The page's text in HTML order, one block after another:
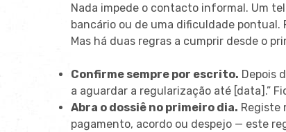
Nada impede o contacto informal. Um
bancário ou de uma dificuldade pontual.
Mas há duas regras a cumprir desde o
Confirme sempre por escrito. Depois
a aguardar a regularização até [data].”
Abra o dossiê no primeiro dia. Registe
pagamento, acordo ou despejo — este